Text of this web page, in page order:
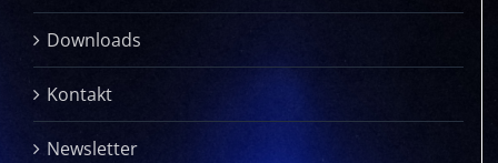
Downloads
Kontakt
Newsletter